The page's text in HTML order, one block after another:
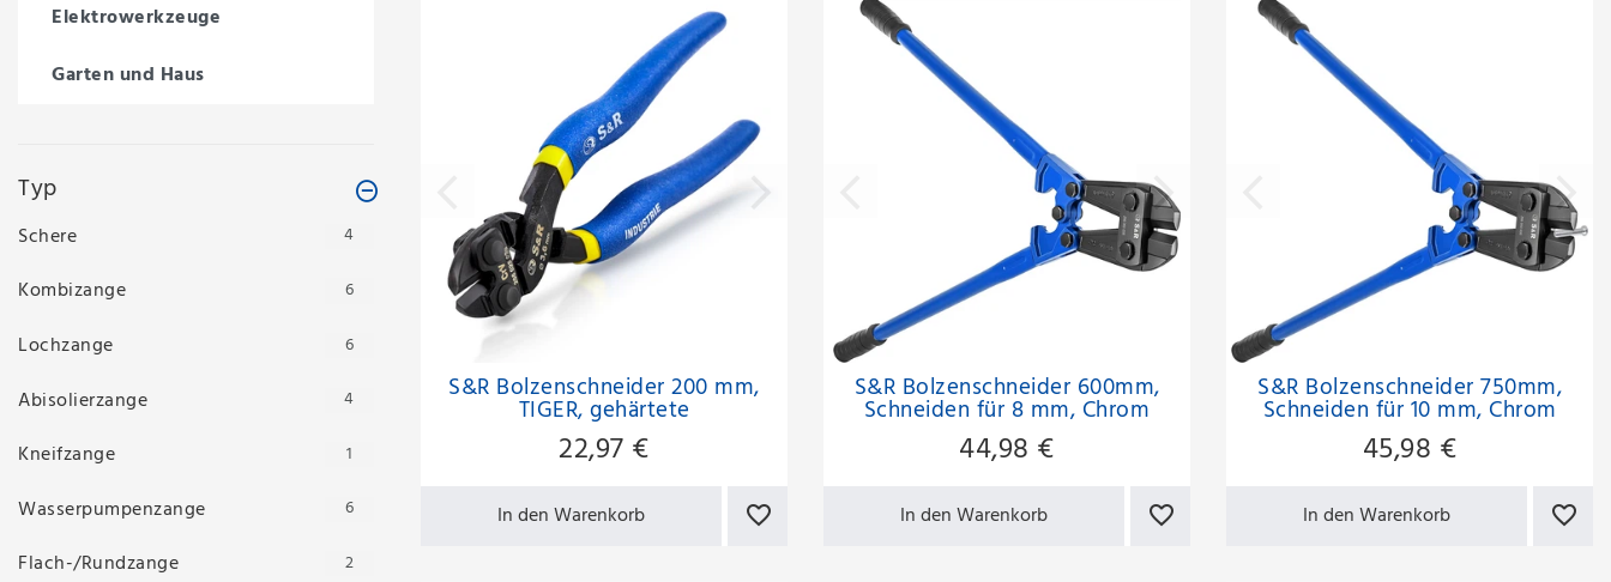
Elektrowerkzeuge
Garten und Haus
Typ
Schere 4
Kombizange 6
Lochzange 6
Abisolierzange 4
Kneifzange 1
Wasserpumpenzange 6
Flach-/Rundzange 2
S&R Bolzenschneider 200 mm,
TIGER, gehärtete
Schneidkanten, 60 Chrom
Molybdän, HRC58-62,
22,97 €
In den Warenkorb
S&R Bolzenschneider 600mm,
Schneiden für 8 mm, Chrom
Molybdän, Professional
44,98 €
In den Warenkorb
S&R Bolzenschneider 750mm,
Schneiden für 10 mm, Chrom
Molybdän, Professional
45,98 €
In den Warenkorb